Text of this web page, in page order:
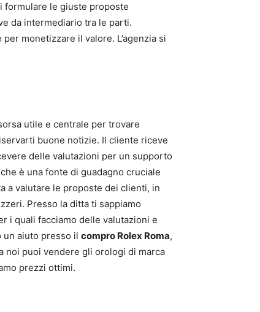
formulare le giuste proposte
da intermediario tra le parti.
monetizzare il valore. L’agenzia si
utile e centrale per trovare
buone notizie. Il cliente riceve
delle valutazioni per un supporto
è una fonte di guadagno cruciale
a valutare le proposte dei clienti, in
Presso la ditta ti sappiamo
i quali facciamo delle valutazioni e
un aiuto presso il compro Rolex Roma,
noi puoi vendere gli orologi di marca
prezzi ottimi.